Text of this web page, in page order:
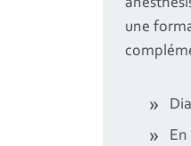
une